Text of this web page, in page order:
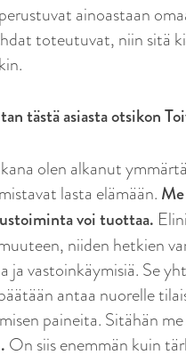
ainoastaan
toteutuvat, niin sitä
tästä asiasta otsikon
olen alkanut
lasta elämään.
voi tuottaa.
niiden hetkien
ja vastoinkäymisiä. Se
antaa nuorelle
paineita. Sitähän
On siis enemmän kuin